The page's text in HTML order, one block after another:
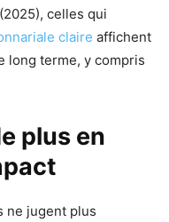
celles qui
claire affichent
long terme, y compris
plus en
ne jugent plus